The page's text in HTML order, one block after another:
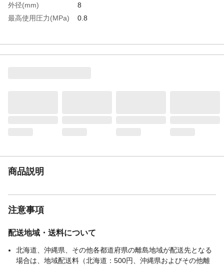
外径(mm)
8
最高使用圧力(MPa)
0.8
使用範囲(m)
6
使用流体
空気
商品説明
注意事項
配送地域・送料について
北海道、沖縄県、その他各都道府県の離島地域が配送先となる
場合は、地域配送料（北海道：500円、沖縄県およびその他離